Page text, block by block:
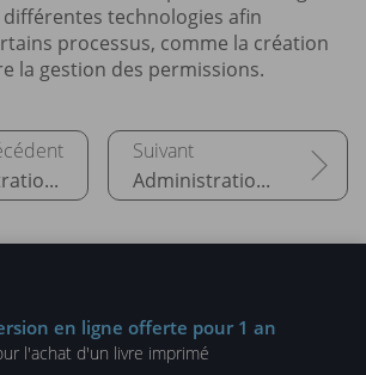
différentes technologies afin
processus, comme la création
la gestion des permissions.
Administration d’Exchange Online Administration de Microsoft Teams
en ligne offerte pour 1 an
l'achat d'un livre imprimé